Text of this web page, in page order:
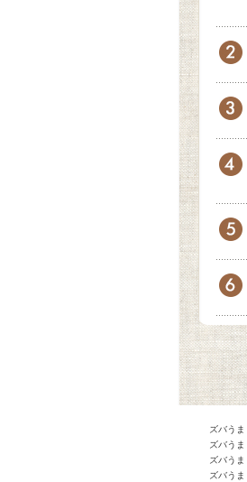
ズバう
ズバう
ズバう
ズバう